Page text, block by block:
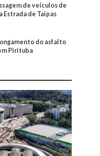
de veículos de
de Taipas
do asfalto
Pirituba